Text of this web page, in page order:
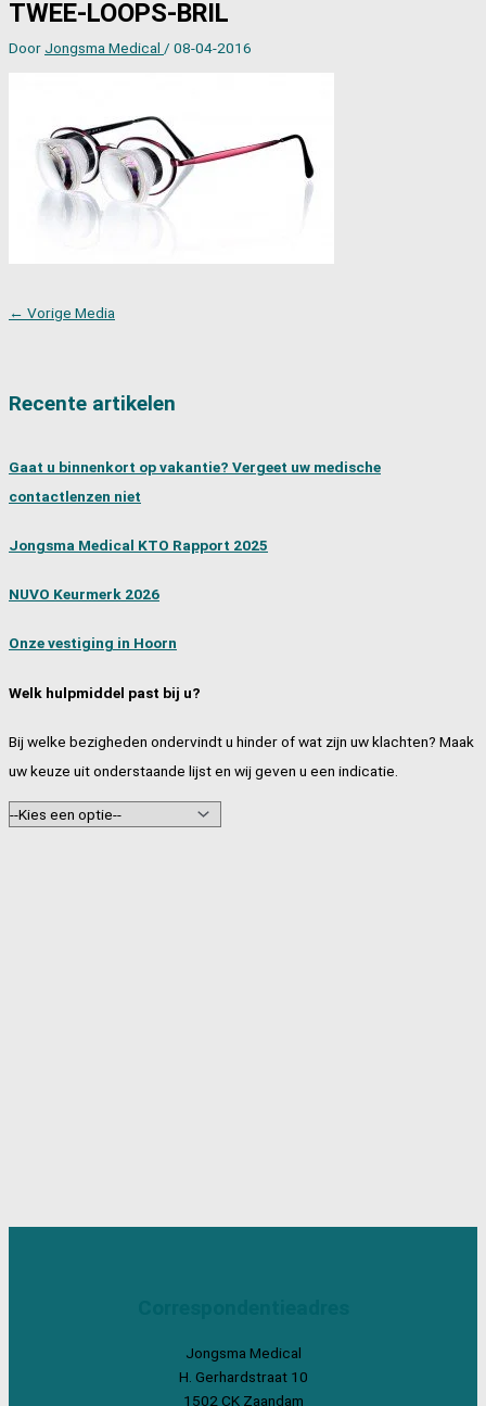
TWEE-LOOPS-BRIL
Door Jongsma Medical / 08-04-2016
← Vorige Media
Recente artikelen
Gaat u binnenkort op vakantie? Vergeet uw medische
contactlenzen niet
Jongsma Medical KTO Rapport 2025
NUVO Keurmerk 2026
Onze vestiging in Hoorn
Welk hulpmiddel past bij u?
Bij welke bezigheden ondervindt u hinder of wat zijn uw klachten? Maak
uw keuze uit onderstaande lijst en wij geven u een indicatie.
Jongsma Medical
H. Gerhardstraat 10
1502 CK Zaandam